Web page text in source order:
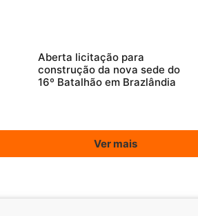
Aberta licitação para
construção da nova sede do
16º Batalhão em Brazlândia
Ver mais